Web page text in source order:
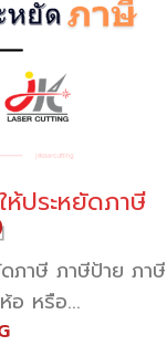
ห้ประหยัดภาษี
ภาษี ภาษีป้าย ภาษี
อ หรือ...